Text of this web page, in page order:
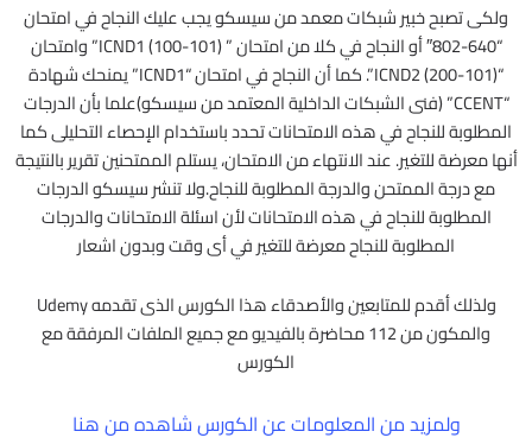
ولكى تصبح خبير شبكات معمد من سيسكو يجب عليك النجاح في امتحان
“640-802″ أو النجاح في كلا من امتحان ” ICND1 (100-101)” وامتحان
“ICND2 (200-101)”. كما أن النجاح في امتحان “ICND1” يمنحك شهادة
“CCENT” (فنى الشبكات الداخلية المعتمد من سيسكو)علما بأن الدرجات
المطلوبة للنجاح في هذه الامتحانات تحدد باستخدام الإحصاء التحليلى كما
أنها معرضة للتغير. عند الانتهاء من الامتحان، يستلم الممتحنين تقرير بالنتيجة
مع درجة الممتحن والدرجة المطلوبة للنجاح.ولا تنشر سيسكو الدرجات
المطلوبة للنجاح في هذه الامتحانات لأن اسئلة الامتحانات والدرجات
المطلوبة للنجاح معرضة للتغير في أى وقت وبدون اشعار
ولذلك أقدم للمتابعين والأصدقاء هذا الكورس الذى تقدمه Udemy
والمكون من 112 محاضرة بالفيديو مع جميع الملفات المرفقة مع
الكورس
ولمزيد من المعلومات عن الكورس شاهده من هنا